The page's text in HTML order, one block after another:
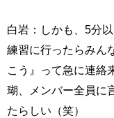
白岩：しかも、5分
練習に行ったらみん
こう』って急に連絡
瑚、メンバー全員に
たらしい（笑）